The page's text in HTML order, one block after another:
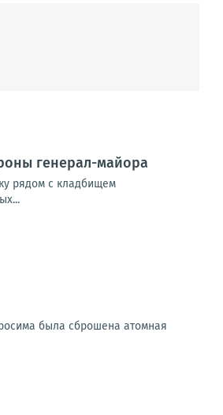
генерал-майора
рядом с кладбищем
была сброшена атомная